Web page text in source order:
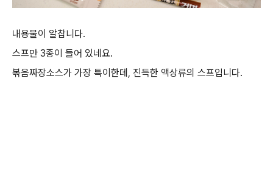
내용물이 알찹니다.
스프만 3종이 들어 있네요.
볶음짜장소스가 가장 특이한데, 진득한 액상류의 스프입니다.